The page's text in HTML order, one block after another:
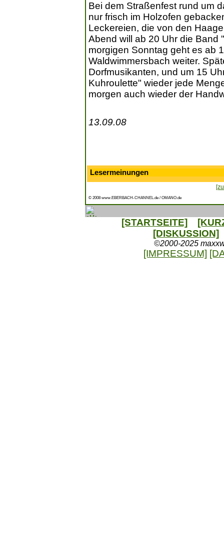
Bei dem Straßenfest rund um
nur frisch im Holzofen
Leckereien, die von den
Abend will ab 20 Uhr die Band
morgigen Sonntag geht es ab
Waldwimmersbach weiter.
Dorfmusikanten, und um 15
Kuhroulette" wieder jede
morgen auch wieder der
13.09.08
Lesermeinungen
© 2008 www.EBERBACH-CHANNEL.de / OMANO.de
[STARTSEITE]
[DISKUSSION]
©2000-2025
[IMPRESSUM]